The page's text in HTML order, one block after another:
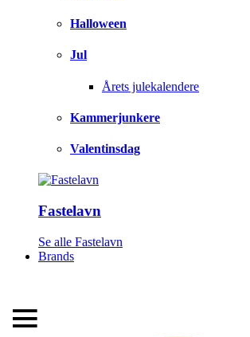
Halloween
Jul
Årets julekalendere
Kammerjunkere
Valentinsdag
Fastelavn
Se alle Fastelavn
Brands
LEVERINGSTID 1-3 HVERDAGE